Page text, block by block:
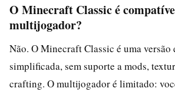
O Minecraft Classic é
multijogador?
Não. O Minecraft Classic é uma versão
simplificada, sem suporte a mods,
crafting. O multijogador é limitado: